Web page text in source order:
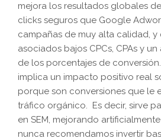
mejora los resultados globales
clicks seguros que Google
campañas de muy alta calidad, y
asociados bajos CPCs, CPAs y
de los porcentajes de
implica un impacto positivo real
porque son conversiones que le
tráfico orgánico. Es decir, sirve
en SEM, mejorando
nunca recomendamos invertir